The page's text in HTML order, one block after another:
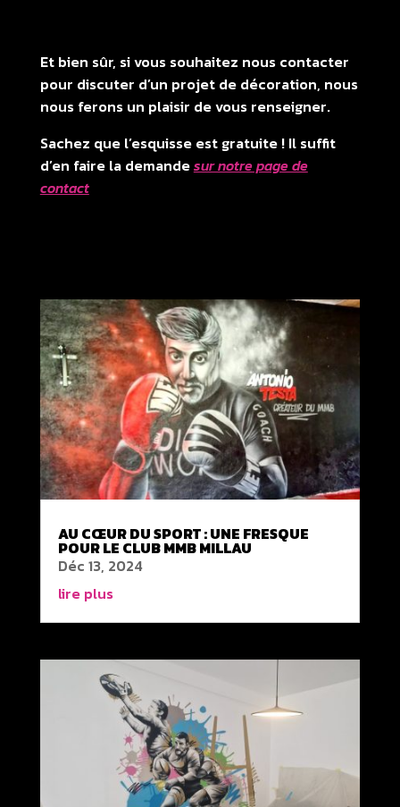
Et bien sûr, si vous souhaitez nous contacter
pour discuter d’un projet de décoration, nous
nous ferons un plaisir de vous renseigner.
Sachez que l’esquisse est gratuite ! Il suffit
d’en faire la demandesur notre page de
contact
AU CŒUR DU SPORT : UNE FRESQUE
POUR LE CLUB MMB MILLAU
Déc 13, 2024
lire plus